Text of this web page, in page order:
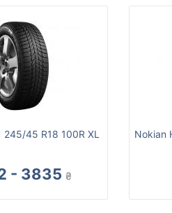
245/45 R18 100R XL
- 3835 ₴
Nokian